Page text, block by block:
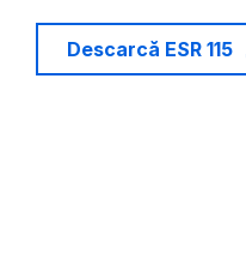
Descarcă ESR 115